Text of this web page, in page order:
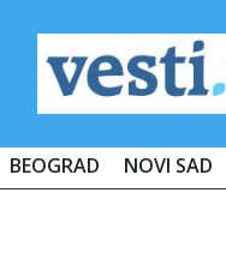
BEOGRAD NOVI SAD